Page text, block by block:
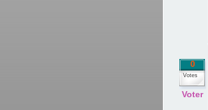
0
Votes
Voter